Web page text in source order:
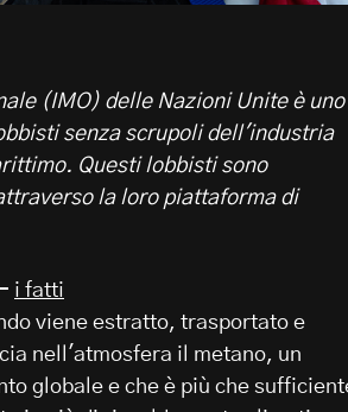
(IMO) delle Nazioni Unite è uno
senza scrupoli dell'industria
Questi lobbisti sono
la loro piattaforma di
i fatti
viene estratto, trasportato e
nell'atmosfera il metano, un
globale e che è più che